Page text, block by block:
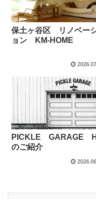
保土ヶ谷区 リノベー
ョン KM-HOME
PICKLE GARAGE
のご紹介